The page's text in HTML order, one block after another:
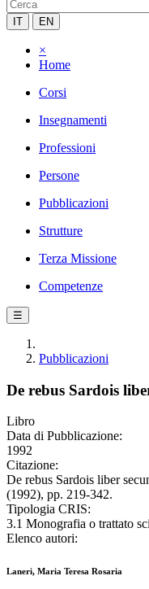
IT EN
×
Home
Corsi
Insegnamenti
Professioni
Persone
Pubblicazioni
Strutture
Terza Missione
Competenze
☰
Pubblicazioni
De rebus Sardois
Libro
Data di Pubblicazione:
1992
Citazione:
De rebus Sardois liber
(1992), pp. 219-342.
Tipologia CRIS:
3.1 Monografia o trattato
Elenco autori:
Laneri, Maria Teresa Rosaria